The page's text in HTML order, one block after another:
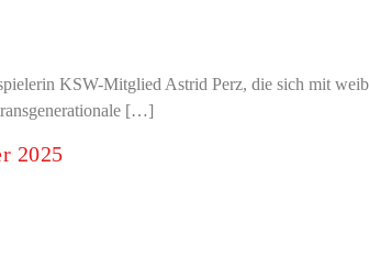
KSW-Mitglied Astrid Perz, die sich mit
[…]
2025